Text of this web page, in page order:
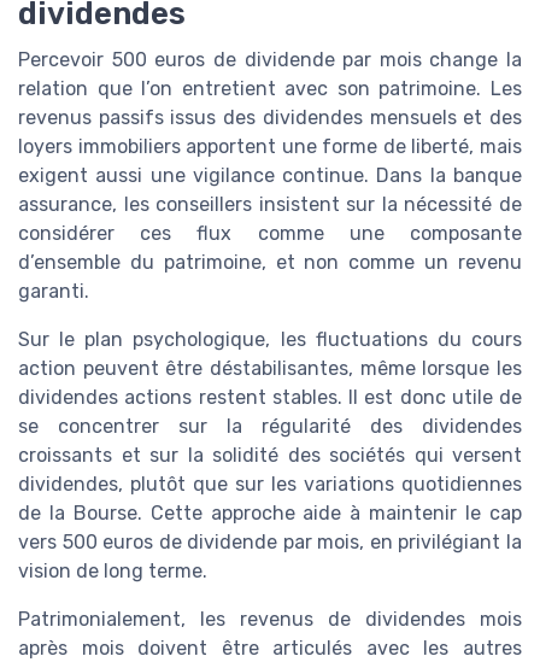
dividendes
Percevoir 500 euros de dividende par mois change la
relation que l’on entretient avec son patrimoine. Les
revenus passifs issus des dividendes mensuels et des
loyers immobiliers apportent une forme de liberté, mais
exigent aussi une vigilance continue. Dans la banque
assurance, les conseillers insistent sur la nécessité de
considérer ces flux comme une composante
d’ensemble du patrimoine, et non comme un revenu
garanti.
Sur le plan psychologique, les fluctuations du cours
action peuvent être déstabilisantes, même lorsque les
dividendes actions restent stables. Il est donc utile de
se concentrer sur la régularité des dividendes
croissants et sur la solidité des sociétés qui versent
dividendes, plutôt que sur les variations quotidiennes
de la Bourse. Cette approche aide à maintenir le cap
vers 500 euros de dividende par mois, en privilégiant la
vision de long terme.
Patrimonialement, les revenus de dividendes mois
après mois doivent être articulés avec les autres